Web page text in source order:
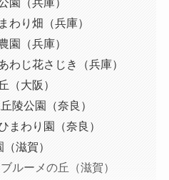
わり畑（兵庫）
園（兵庫）
わじ花さじき（兵庫）
（大阪）
陵公園（奈良）
まわり園（奈良）
滋賀）
ルーメの丘（滋賀）